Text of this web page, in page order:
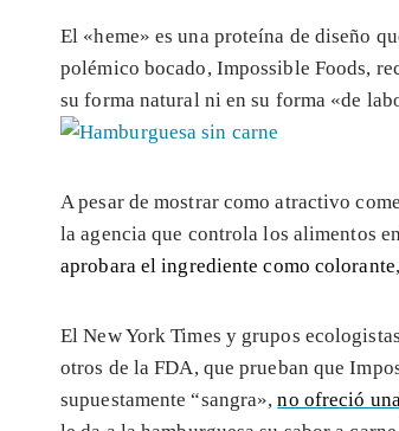
El «heme» es una proteína de diseño
polémico bocado, Impossible Foods,
su forma natural ni en su forma «de
A pesar de mostrar como atractivo
la agencia que controla los alimentos
aprobara el ingrediente como colorante
El New York Times y grupos
otros de la FDA, que prueban que
supuestamente “sangra»,no ofreció